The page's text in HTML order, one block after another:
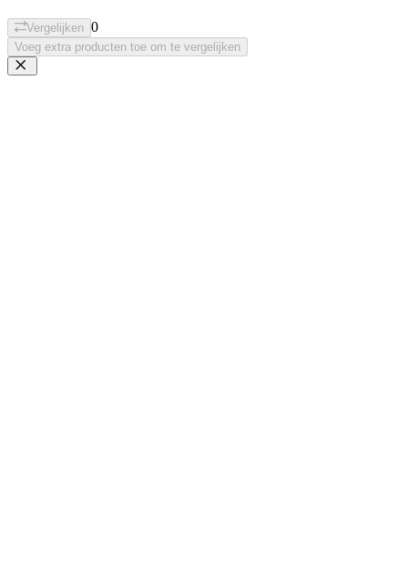
Vergelijken 0
Voeg extra producten toe om te vergelijken